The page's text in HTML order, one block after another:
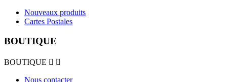
Nouveaux produits
Cartes Postales
BOUTIQUE
BOUTIQUE  
Nous contacter